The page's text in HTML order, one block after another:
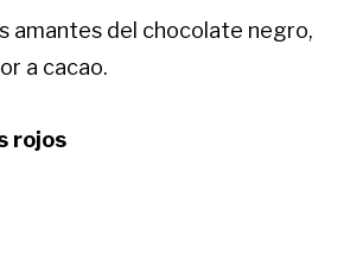
amantes del chocolate negro,
a cacao.
rojos